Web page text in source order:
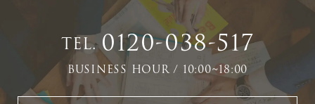
TEL.0120-038-517
BUSINESS HOUR / 10:00~18:00